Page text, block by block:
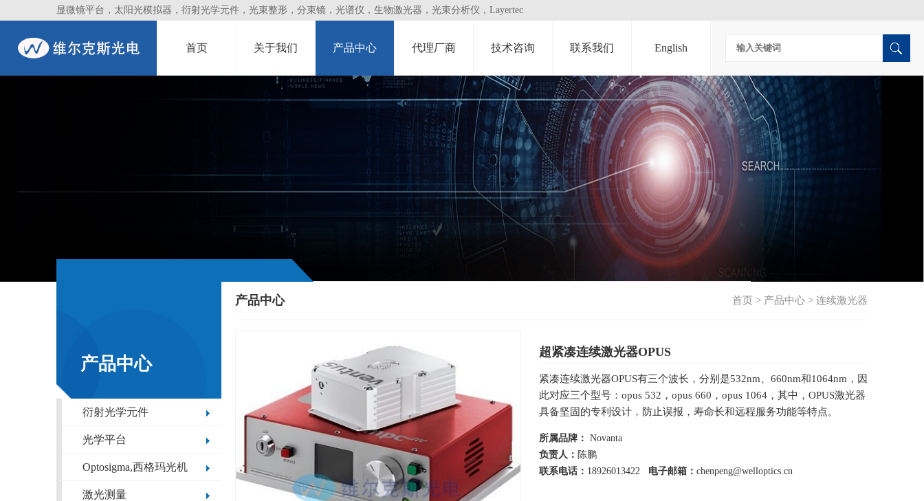
显微镜平台，太阳光模拟器，衍射光学元件，光束整形，分束镜，光谱仪，生物激光器，光束分析仪，Layertec
首页 关于我们 产品中心 代理厂商 技术咨询 联系我们 English
产品中心
衍射光学元件
光学平台
Optosigma,西格玛光机
激光测量
产品中心 首页 > 产品中心 > 连续激光器
超紧凑连续激光器OPUS
紧凑连续激光器OPUS有三个波长，分别是532nm、660nm和1064nm，因
此对应三个型号：opus 532，opus 660，opus 1064，其中，OPUS激光器
具备坚固的专利设计，防止误报，寿命长和远程服务功能等特点。
所属品牌： Novanta
负责人： 陈鹏
联系电话： 18926013422 电子邮箱： chenpeng@welloptics.cn